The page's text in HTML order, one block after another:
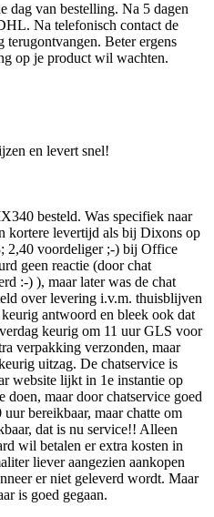
dag van bestelling. Na 5 dagen
Na telefonisch contact de
Beter ergens
op je product wil wachten.
en levert snel!
besteld. Was specifiek naar
kortere levertijd als bij Dixons op
2,40 voordeliger ;-) bij Office
geen reactie (door chat
:-) ), maar later was de chat
over levering i.v.m. thuisblijven
antwoord en bleek ook dat
keurig om 11 uur GLS voor
verpakking verzonden, maar
uitzag. De chatservice is
website lijkt in 1e instantie op
doen, maar door chatservice goed
bereikbaar, maar chatte om
dat is nu service!! Alleen
wil betalen er extra kosten in
liever aangezien aankopen
er niet geleverd wordt. Maar
is goed gegaan.